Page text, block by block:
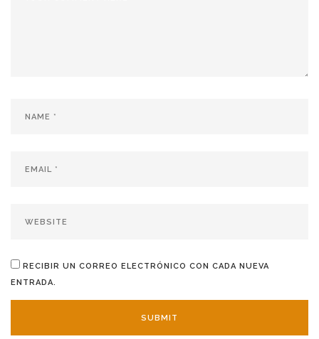
RECIBIR UN CORREO ELECTRÓNICO CON CADA NUEVA
ENTRADA.